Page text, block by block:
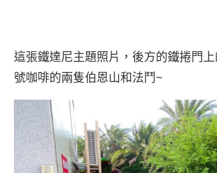
這張鐵達尼主題照片，後方的鐵捲門
號咖啡的兩隻伯恩山和法鬥~